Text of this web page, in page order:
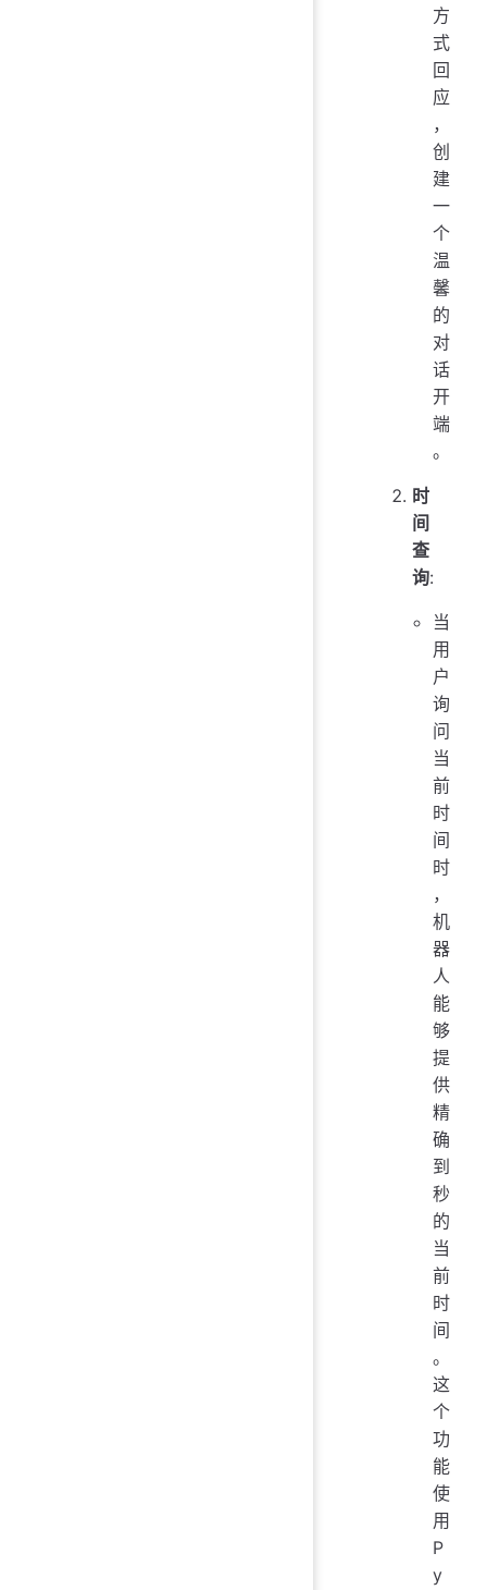
方
式
回
应
，
创
建
一
个
温
馨
的
对
话
开
端
。
时
间
查
询:
当
用
户
询
问
当
前
时
间
时
，
机
器
人
能
够
提
供
精
确
到
秒
的
当
前
时
间
。
这
个
功
能
使
用
P
y